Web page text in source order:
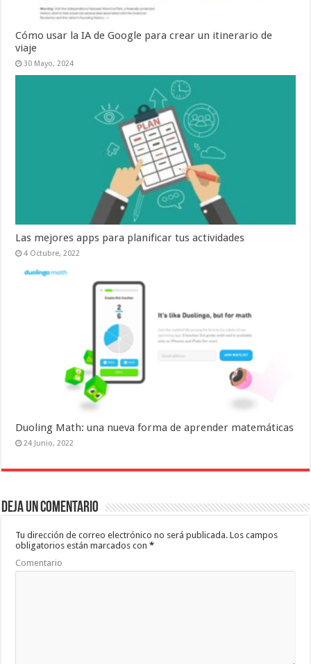
Cómo usar la IA de Google para crear un itinerario de
viaje
30 Mayo, 2024
Las mejores apps para planificar tus actividades
4 Octubre, 2022
Duoling Math: una nueva forma de aprender matemáticas
24 Junio, 2022
Deja un comentario
Tu dirección de correo electrónico no será publicada. Los campos
obligatorios están marcados con*
Comentario